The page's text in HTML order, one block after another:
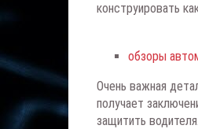
конструировать
обзоры
Очень важная
получает
защитить